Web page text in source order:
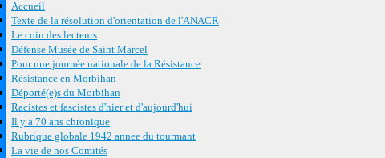
Accueil
Texte de la résolution d'orientation de l'ANACR
Le coin des lecteurs
Défense Musée de Saint Marcel
Pour une journée nationale de la Résistance
Résistance en Morbihan
Déporté(e)s du Morbihan
Racistes et fascistes d'hier et d'aujourd'hui
Il y a 70 ans chronique
Rubrique globale 1942 annee du tourmant
La vie de nos Comités